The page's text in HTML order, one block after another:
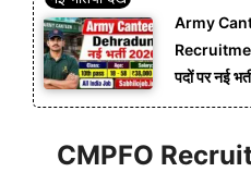
Army
पदों पर नई
CMPFO